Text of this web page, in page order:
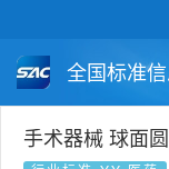
全国标准
国家标准
手术器械 球面